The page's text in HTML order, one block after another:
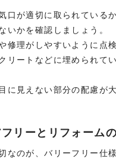
口が適切に取られている
いかを確認しましょう。
修理がしやすいように点
リートなどに埋められて
に見えない部分の配慮が
リーとリフォーム
なのが、バリーフリー仕